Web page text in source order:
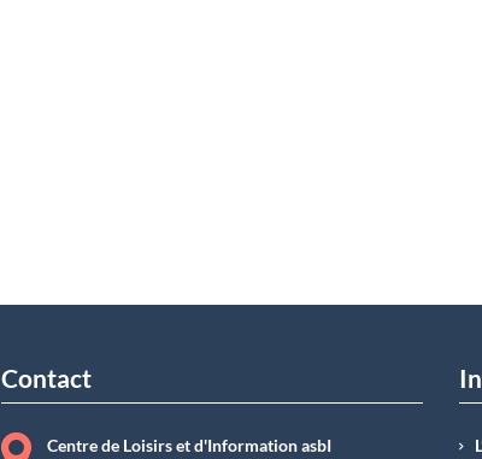
Contact
Centre de Loisirs et d'Information asbI